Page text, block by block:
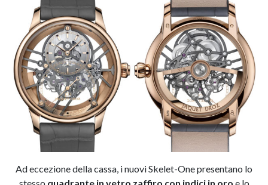
Ad eccezione della cassa, i nuovi Skelet-One presentano lo